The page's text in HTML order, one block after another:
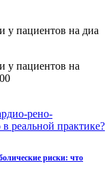
у пациентов на диа
у пациентов на
рено-
реальной практике?
риски: что